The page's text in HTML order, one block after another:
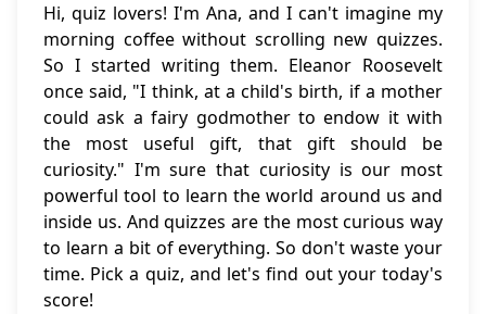
Hi, quiz lovers! I'm Ana, and I can't imagine my
morning coffee without scrolling new quizzes.
So I started writing them. Eleanor Roosevelt
once said, "I think, at a child's birth, if a mother
could ask a fairy godmother to endow it with
the most useful gift, that gift should be
curiosity." I'm sure that curiosity is our most
powerful tool to learn the world around us and
inside us. And quizzes are the most curious way
to learn a bit of everything. So don't waste your
time. Pick a quiz, and let's find out your today's
score!